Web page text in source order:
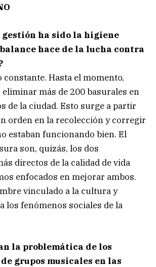
gestión ha sido la higiene
hace de la lucha contra
Hasta el momento,
más de 200 basurales en
de la ciudad. Esto surge a partir
orden en la recolección y corregir
estaban funcionando bien. El
son, quizás, los dos
directos de la calidad de vida
enfocados en mejorar ambos.
vinculado a la cultura y
los fenómenos sociales de la
la problemática de los
grupos musicales en las